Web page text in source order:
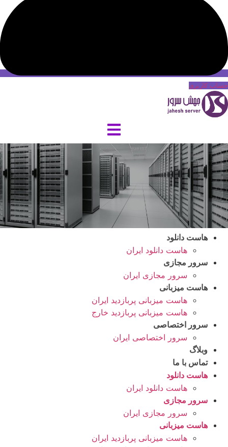
حساب کاربری
هاست دانلود
هاست دانلود ایران
سرور مجازی
سرور مجازی ایران
هاست میزبانی
هاست میزبانی پربازدید ایران
هاست میزبانی پربازدید خارج
سرور اختصاصی
سرور اختصاصی ایران
وبلاگ
تماس با ما
هاست دانلود
هاست دانلود ایران
سرور مجازی
سرور مجازی ایران
هاست میزبانی
هاست میزبانی پربازدید ایران